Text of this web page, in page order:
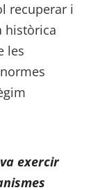
recuperar i
històrica
les
exercir